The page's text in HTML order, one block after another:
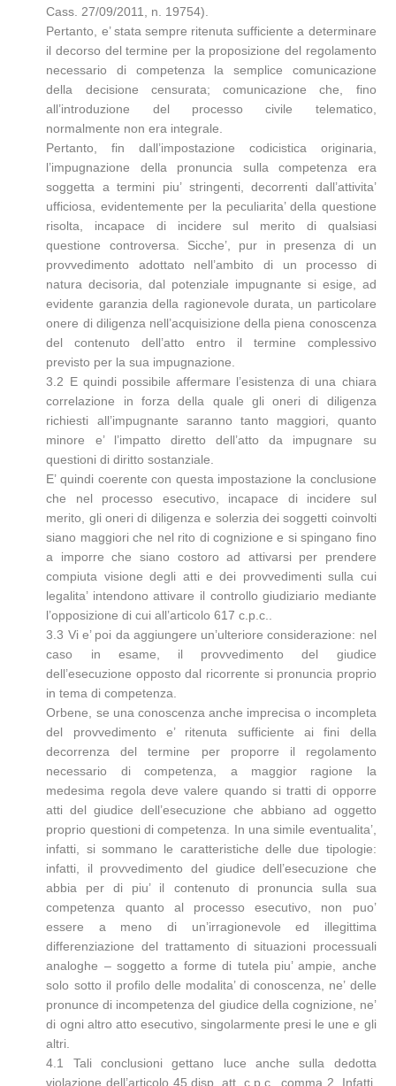
Cass. 27/09/2011, n. 19754).
Pertanto, e’ stata sempre ritenuta sufficiente a determinare
il decorso del termine per la proposizione del regolamento
necessario di competenza la semplice comunicazione
della decisione censurata; comunicazione che, fino
all’introduzione del processo civile telematico,
normalmente non era integrale.
Pertanto, fin dall’impostazione codicistica originaria,
l’impugnazione della pronuncia sulla competenza era
soggetta a termini piu’ stringenti, decorrenti dall’attivita’
ufficiosa, evidentemente per la peculiarita’ della questione
risolta, incapace di incidere sul merito di qualsiasi
questione controversa. Sicche’, pur in presenza di un
provvedimento adottato nell’ambito di un processo di
natura decisoria, dal potenziale impugnante si esige, ad
evidente garanzia della ragionevole durata, un particolare
onere di diligenza nell’acquisizione della piena conoscenza
del contenuto dell’atto entro il termine complessivo
previsto per la sua impugnazione.
3.2 E quindi possibile affermare l’esistenza di una chiara
correlazione in forza della quale gli oneri di diligenza
richiesti all’impugnante saranno tanto maggiori, quanto
minore e’ l’impatto diretto dell’atto da impugnare su
questioni di diritto sostanziale.
E’ quindi coerente con questa impostazione la conclusione
che nel processo esecutivo, incapace di incidere sul
merito, gli oneri di diligenza e solerzia dei soggetti coinvolti
siano maggiori che nel rito di cognizione e si spingano fino
a imporre che siano costoro ad attivarsi per prendere
compiuta visione degli atti e dei provvedimenti sulla cui
legalita’ intendono attivare il controllo giudiziario mediante
l’opposizione di cui all’articolo 617 c.p.c..
3.3 Vi e’ poi da aggiungere un’ulteriore considerazione: nel
caso in esame, il provvedimento del giudice
dell’esecuzione opposto dal ricorrente si pronuncia proprio
in tema di competenza.
Orbene, se una conoscenza anche imprecisa o incompleta
del provvedimento e’ ritenuta sufficiente ai fini della
decorrenza del termine per proporre il regolamento
necessario di competenza, a maggior ragione la
medesima regola deve valere quando si tratti di opporre
atti del giudice dell’esecuzione che abbiano ad oggetto
proprio questioni di competenza. In una simile eventualita’,
infatti, si sommano le caratteristiche delle due tipologie:
infatti, il provvedimento del giudice dell’esecuzione che
abbia per di piu’ il contenuto di pronuncia sulla sua
competenza quanto al processo esecutivo, non puo’
essere a meno di un’irragionevole ed illegittima
differenziazione del trattamento di situazioni processuali
analoghe – soggetto a forme di tutela piu’ ampie, anche
solo sotto il profilo delle modalita’ di conoscenza, ne’ delle
pronunce di incompetenza del giudice della cognizione, ne’
di ogni altro atto esecutivo, singolarmente presi le une e gli
altri.
4.1 Tali conclusioni gettano luce anche sulla dedotta
violazione dell’articolo 45 disp. att. c.p.c., comma 2. Infatti,